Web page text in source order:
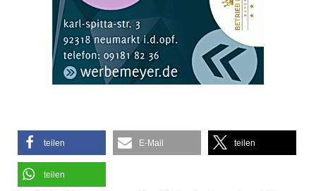
teilen E-Mail teilen
teilen